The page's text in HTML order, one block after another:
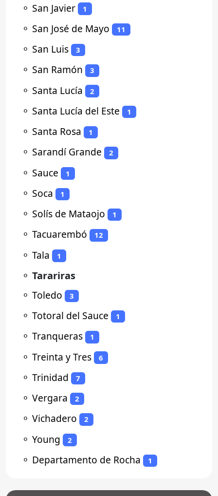
⚬ San Javier 1
⚬ San José de Mayo 11
⚬ San Luis 3
⚬ San Ramón 3
⚬ Santa Lucía 2
⚬ Santa Lucía del Este 1
⚬ Santa Rosa 1
⚬ Sarandí Grande 2
⚬ Sauce 1
⚬ Soca 1
⚬ Solís de Mataojo 1
⚬ Tacuarembó 12
⚬ Tala 1
⚬ Tarariras
⚬ Toledo 3
⚬ Totoral del Sauce 1
⚬ Tranqueras 1
⚬ Treinta y Tres 6
⚬ Trinidad 7
⚬ Vergara 2
⚬ Vichadero 2
⚬ Young 2
⚬ Departamento de Rocha 1